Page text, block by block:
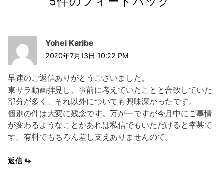
Yohei Karibe
2020年7月13日 10:22 PM
早速のご返信ありがとうございました。
東サラ動画拝見し、事前に考えていたことと合致していた
部分が多く、それ以外についても興味深かったです。
個別の件は大変に残念です。万が一ですが今月中にご事情
が変わるようなことがあれば私信でもいただけると幸甚で
す。有料でもちろん差し支えありませんので。
返信